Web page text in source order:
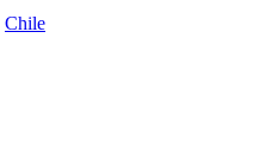
Chile